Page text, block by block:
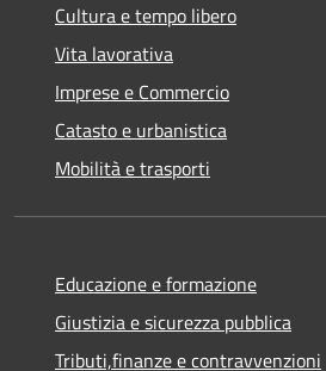
Cultura e tempo libero
Vita lavorativa
Imprese e Commercio
Catasto e urbanistica
Mobilità e trasporti
Educazione e formazione
Giustizia e sicurezza pubblica
Tributi,finanze e contravvenzioni